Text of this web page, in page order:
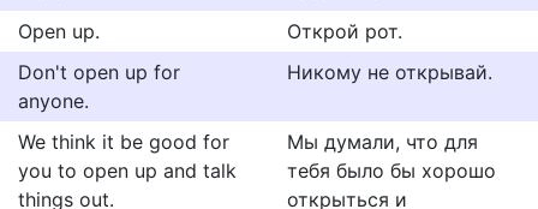
Open up.
Открой рот.
Don't open up for
anyone.
Никому не открывай.
We think it be good for
you to open up and talk
things out.
Мы думали, что для
тебя было бы хорошо
открыться и